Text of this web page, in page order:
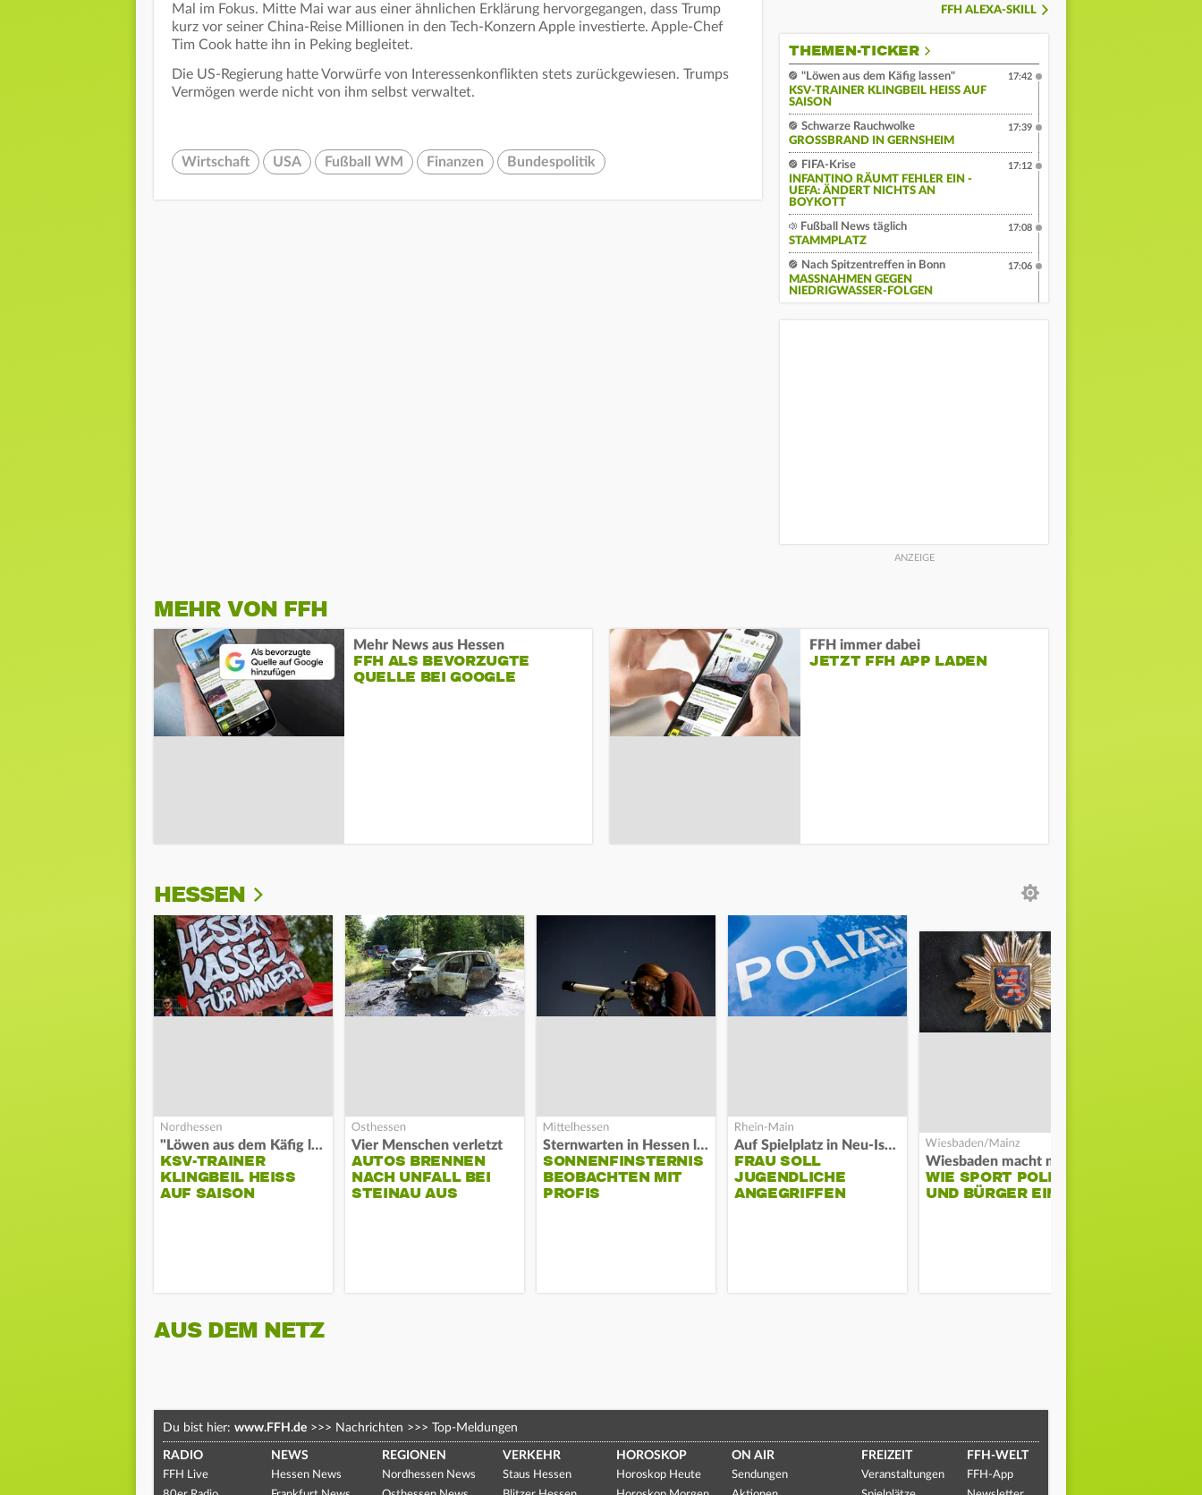
Mal im Fokus. Mitte Mai war aus einer ähnlichen Erklärung hervorgegangen, dass Trump
kurz vor seiner China-Reise Millionen in den Tech-Konzern Apple investierte. Apple-Chef
Tim Cook hatte ihn in Peking begleitet.
Die US-Regierung hatte Vorwürfe von Interessenkonflikten stets zurückgewiesen. Trumps
Vermögen werde nicht von ihm selbst verwaltet.
Wirtschaft USA Fußball WM Finanzen Bundespolitik
FFH ALEXA-SKILL
THEMEN-TICKER
"Löwen aus dem Käfig lassen"
KSV-TRAINER KLINGBEIL HEISS AUF S
AISON
17:42
Schwarze Rauchwolke
GROSSBRAND IN GERNSHEIM
17:39
FIFA-Krise
INFANTINO RÄUMT FEHLER EIN -
UEFA: ÄNDERT NICHTS AN
BOYKOTT
17:12
Fußball News täglich
STAMMPLATZ
17:08
Nach Spitzentreffen in Bonn
MASSNAHMEN GEGEN N
IEDRIGWASSER-FOLGEN
17:06
MEHR VON FFH
Mehr News aus Hessen
FFH ALS BEVORZUGTE
QUELLE BEI GOOGLE
FFH immer dabei
JETZT FFH APP LADEN
HESSEN
"Löwen aus dem Käfig lassen"
KSV-TRAINER
KLINGBEIL HEISS A
UF SAISON
Vier Menschen verletzt
AUTOS BRENNEN
NACH UNFALL BEI
STEINAU AUS
Sternwarten in Hessen laden ein
SONNENFINSTERNIS
BEOBACHTEN MIT
PROFIS
Auf Spielplatz in Neu-Isenburg
FRAU SOLL
JUGENDLICHE
ANGEGRIFFEN
Wiesbaden macht mobil
WIE SPORT POLIZEI
UND BÜRGER EINT
AUS DEM NETZ
Du bist hier: www.FFH.de >>> Nachrichten >>> Top-Meldungen
RADIO
FFH Live
NEWS
Hessen News
REGIONEN
Nordhessen News
VERKEHR
Staus Hessen
HOROSKOP
Horoskop Heute
ON AIR
Sendungen
FREIZEIT
Veranstaltungen
FFH-WELT
FFH-App